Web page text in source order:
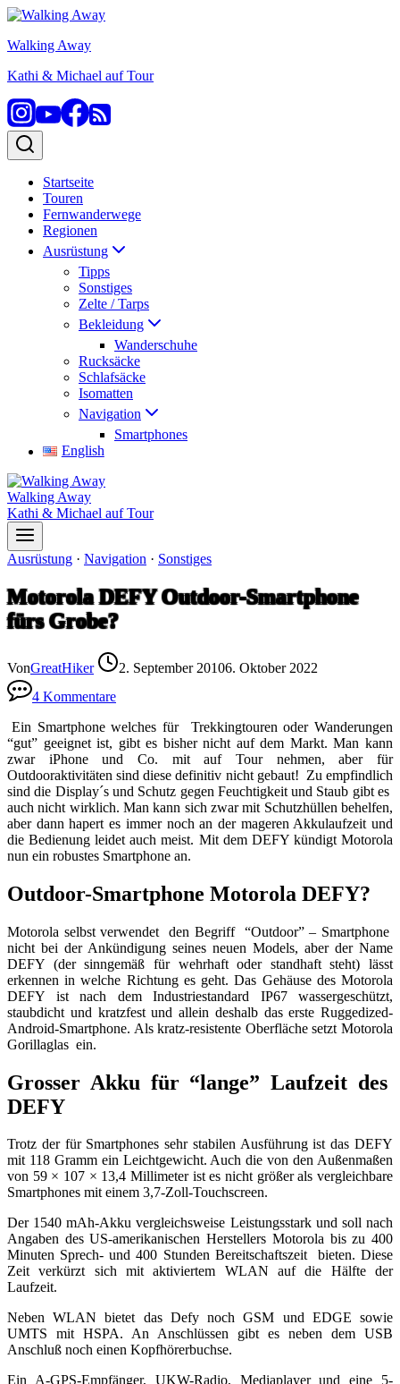
Zum
springen
Walking Away
Kathi & Michael auf Tour
Startseite
Touren
Fernwanderwege
Regionen
Ausrüstung
Tipps
Sonstiges
Zelte / Tarps
Bekleidung
Wanderschuhe
Rucksäcke
Schlafsäcke
Isomatten
Navigation
Smartphones
English
Walking Away
Kathi & Michael auf Tour
Ausrüstung · Navigation · Sonstiges
Motorola DEFY Outdoor-Smartphone
fürs Grobe?
VonGreatHiker 2. September 20106. Oktober 2022
4 Kommentare
Ein Smartphone welches für Trekkingtouren oder Wanderungen
“gut” geeignet ist, gibt es bisher nicht auf dem Markt. Man kann
zwar iPhone und Co. mit auf Tour nehmen, aber für
Outdooraktivitäten sind diese definitiv nicht gebaut! Zu empfindlich
sind die Display´s und Schutz gegen Feuchtigkeit und Staub gibt es
auch nicht wirklich. Man kann sich zwar mit Schutzhüllen behelfen,
aber dann hapert es immer noch an der mageren Akkulaufzeit und
die Bedienung leidet auch meist. Mit dem DEFY kündigt Motorola
nun ein robustes Smartphone an.
Outdoor-Smartphone Motorola DEFY?
Motorola selbst verwendet den Begriff “Outdoor” – Smartphone
nicht bei der Ankündigung seines neuen Models, aber der Name
DEFY (der sinngemäß für wehrhaft oder standhaft steht) lässt
erkennen in welche Richtung es geht. Das Gehäuse des Motorola
DEFY ist nach dem Industriestandard IP67 wassergeschützt,
staubdicht und kratzfest und allein deshalb das erste Ruggedized-
Android-Smartphone. Als kratz-resistente Oberfläche setzt Motorola
Gorillaglas ein.
Grosser Akku für “lange” Laufzeit des
DEFY
Trotz der für Smartphones sehr stabilen Ausführung ist das DEFY
mit 118 Gramm ein Leichtgewicht. Auch die von den Außenmaßen
von 59 × 107 × 13,4 Millimeter ist es nicht größer als vergleichbare
Smartphones mit einem 3,7-Zoll-Touchscreen.
Der 1540 mAh-Akku vergleichsweise Leistungsstark und soll nach
Angaben des US-amerikanischen Herstellers Motorola bis zu 400
Minuten Sprech- und 400 Stunden Bereitschaftszeit bieten. Diese
Zeit verkürzt sich mit aktiviertem WLAN auf die Hälfte der
Laufzeit.
Neben WLAN bietet das Defy noch GSM und EDGE sowie
UMTS mit HSPA. An Anschlüssen gibt es neben dem USB
Anschluß noch einen Kopfhörerbuchse.
Ein A-GPS-Empfänger, UKW-Radio, Mediaplayer und eine 5-